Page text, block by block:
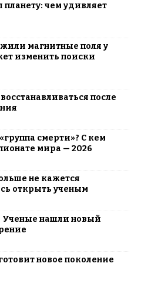
чем удивляет
магнитные поля у
изменить поиски
после
смерти»? С кем
мира — 2026
не кажется
открыть ученым
Ученые нашли новый
новое поколение